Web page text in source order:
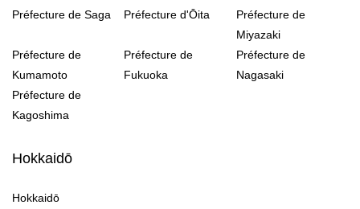
Préfecture de Saga Préfecture d'Ōita
Préfecture de
Miyazaki
Préfecture de
Kumamoto
Préfecture de
Fukuoka
Préfecture de
Nagasaki
Préfecture de
Kagoshima
Hokkaidō
Hokkaidō